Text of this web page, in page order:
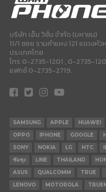
บริษัท เอ็ม วิชั่น จำกัด (มหาชน)
11/1 ซอย รามคำแหง 121 แขวงหั
ประเทศไทย
โทร 0-2735-1201 , 0-2735-
แฟกซ์ 0-2735-2719.
SAMSUNG APPLE HUAWEI
OPPO
IPHONE GOOGLE
SONY
NOKIA LG HTC
ซัมซุง
LINE THAILAND
ASUS
QUALCOMM TRUE
LENOVO
MOTOROLA